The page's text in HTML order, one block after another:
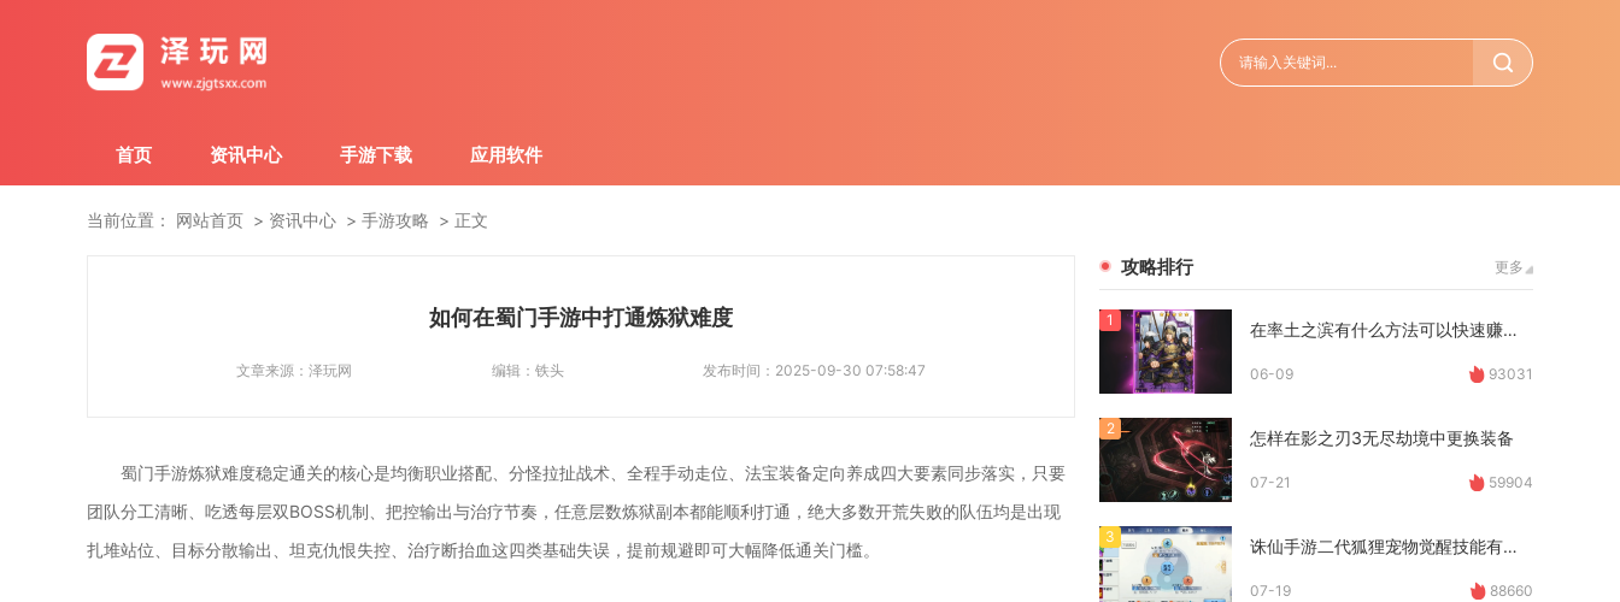
首页 资讯中心 手游下载 应用软件
当前位置： 网站首页 资讯中心 手游攻略 正文
如何在蜀门手游中打通炼狱难度
文章来源： 泽玩网 编辑： 铁头 发布时间： 2025-09-30 07:58:47
蜀门手游炼狱难度稳定通关的核心是均衡职业搭配、分怪拉扯战术、全程手动走位、法宝装备定向养成四大要素同步落实，只要
团队分工清晰、吃透每层双BOSS机制、把控输出与治疗节奏，任意层数炼狱副本都能顺利打通，绝大多数开荒失败的队伍均是出现
扎堆站位、目标分散输出、坦克仇恨失控、治疗断抬血这四类基础失误，提前规避即可大幅降低通关门槛。
攻略排行 更多
1 在率土之滨有什么方法可以快速赚取金币
06-09 93031
2 怎样在影之刃3无尽劫境中更换装备
07-21 59904
3 诛仙手游二代狐狸宠物觉醒技能有哪些可以玩
07-19 88660